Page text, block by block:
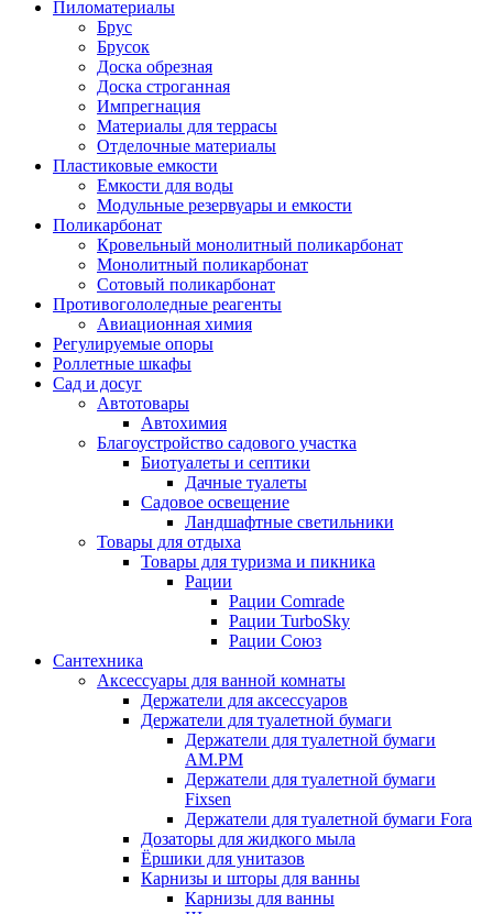
Пиломатериалы
Брус
Брусок
Доска обрезная
Доска строганная
Импрегнация
Материалы для террасы
Отделочные материалы
Пластиковые емкости
Емкости для воды
Модульные резервуары и емкости
Поликарбонат
Кровельный монолитный поликарбонат
Монолитный поликарбонат
Сотовый поликарбонат
Противогололедные реагенты
Авиационная химия
Регулируемые опоры
Роллетные шкафы
Сад и досуг
Автотовары
Автохимия
Благоустройство садового участка
Биотуалеты и септики
Дачные туалеты
Садовое освещение
Ландшафтные светильники
Товары для отдыха
Товары для туризма и пикника
Рации
Рации Comrade
Рации TurboSky
Рации Союз
Сантехника
Аксессуары для ванной комнаты
Держатели для аксессуаров
Держатели для туалетной бумаги
Держатели для туалетной бумаги
AM.PM
Держатели для туалетной бумаги
Fixsen
Держатели для туалетной бумаги Fora
Дозаторы для жидкого мыла
Ёршики для унитазов
Карнизы и шторы для ванны
Карнизы для ванны